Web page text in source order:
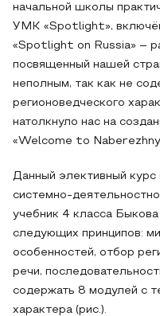
начальной школы
УМК «Spotlight»,
«Spotlight on Russia» –
посвященный нашей
неполным, так как не
регионоведческого
натолкнуло нас на
«Welcome to
Данный элективный курс
системно-
учебник 4 класса
следующих принципов:
особенностей, отбор
речи,
содержать 8 модулей с
характера (рис.).